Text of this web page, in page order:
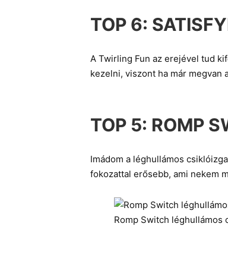
TOP 6:
A Twirling Fun az erejével tud
kezelni, viszont ha már megvan
TOP 5: ROMP
Imádom a léghullámos
fokozattal erősebb, ami nekem
Romp Switch léghullámos